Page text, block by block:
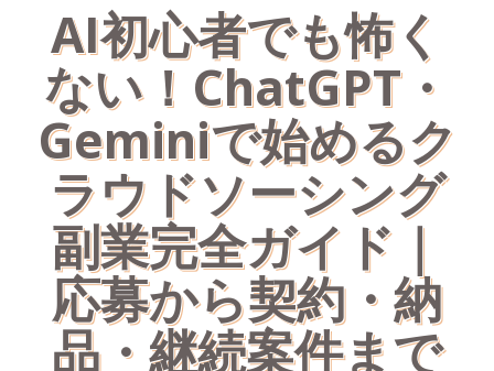
AI初心者でも怖く
ない！ChatGPT・
Geminiで始めるク
ラウドソーシング
副業完全ガイド｜
応募から契約・納
品・継続案件まで